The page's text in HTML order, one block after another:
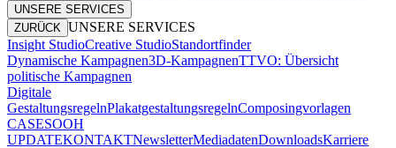
UNSERE SERVICES
ZURÜCK UNSERE SERVICES
Insight StudioCreative StudioStandortfinder
Dynamische Kampagnen3D-KampagnenTTVO: Übersicht
politische Kampagnen
Digitale
GestaltungsregelnPlakatgestaltungsregelnComposingvorlagen
CASESOOH
UPDATEKONTAKTNewsletterMediadatenDownloadsKarriere